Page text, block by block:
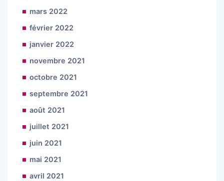
mars 2022
février 2022
janvier 2022
novembre 2021
octobre 2021
septembre 2021
août 2021
juillet 2021
juin 2021
mai 2021
avril 2021